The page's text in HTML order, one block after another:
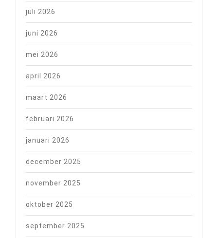
juli 2026
juni 2026
mei 2026
april 2026
maart 2026
februari 2026
januari 2026
december 2025
november 2025
oktober 2025
september 2025